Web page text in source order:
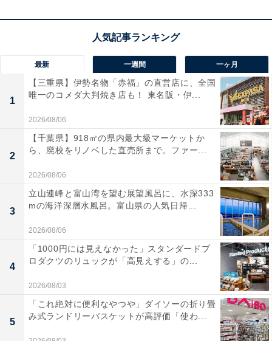
のままに動いてみて。秘密は厳守。デートは古都へ。
ラッキーポイント……モノトーン、レザーアイテ
ム、ヘアカット、かき氷
他の星座の運勢も見る
最新 一週間 一ヶ月
1
【三重県】伊勢名物「赤福」の直営店に、全国
唯一のコメダ大判焼き店も！ 東名阪・伊...
2026/08/06
2
【千葉県】918㎡の県内最大級マーケットか
ら、廃校をリノベした直売所まで。ファー...
2026/08/06
3
立山連峰と富山湾を望む展望風呂に、水深333
mの海洋深層水風呂。富山県の人気日帰...
2026/08/06
4
「1000円には見えなかった」スタンダードプ
ロダクツのリュックが「高見えする」の...
2026/08/03
5
「これ絶対に便利なやつや」ダイソーの折り畳
み式ランドリーバスケットが高評価「使わ...